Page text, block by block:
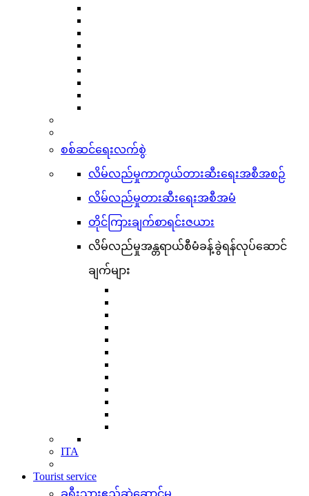
စစ်ဆင်ရေးလက်စွဲ
လိမ်လည်မှုကာကွယ်တားဆီးရေးအစီအစဉ်
လိမ်လည်မှုတားဆီးရေးအစီအမံ
တိုင်ကြားချက်စာရင်းဇယား
လိမ်လည်မှုအန္တရာယ်စီမံခန့်ခွဲရန်လုပ်ဆောင်
ချက်များ
ITA
Tourist service
ခရီးသွားဧည့်ဆွဲဆောင်မှု